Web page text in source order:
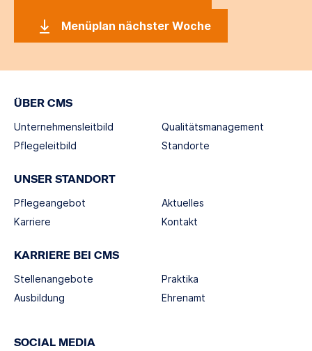
Menüplan nächster Woche
ÜBER CMS
Unternehmensleitbild
Pflegeleitbild
Qualitätsmanagement
Standorte
UNSER STANDORT
Pflegeangebot
Karriere
Aktuelles
Kontakt
KARRIERE BEI CMS
Stellenangebote
Ausbildung
Praktika
Ehrenamt
SOCIAL MEDIA